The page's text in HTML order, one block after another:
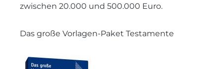
zwischen 20.000 und 500.000 Euro.
Das große Vorlagen-Paket Testamente